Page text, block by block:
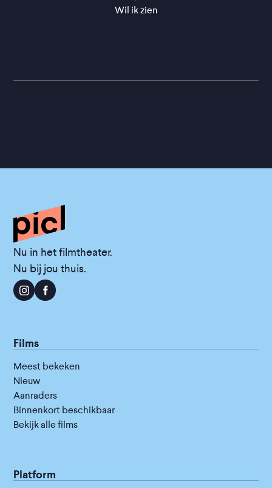
Wil ik zien
Nu in het filmtheater.
Nu bij jou thuis.
Films
Meest bekeken
Nieuw
Aanraders
Binnenkort beschikbaar
Bekijk alle films
Platform